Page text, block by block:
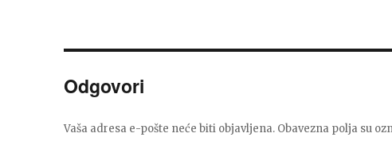
Odgovori
Vaša adresa e-pošte neće biti objavljena. Obavezna polja su